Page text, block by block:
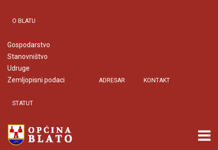
O BLATU
Gospodarstvo
Stanovništvo
Udruge
Zemljopisni podaci
ADRESAR KONTAKT
STATUT